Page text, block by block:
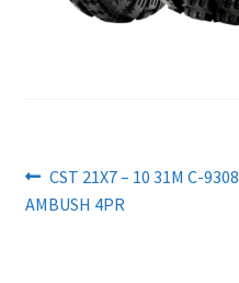
Navigation
de
Article
précédent :
CST 21X7 – 10 31M C-9308
AMBUSH 4PR